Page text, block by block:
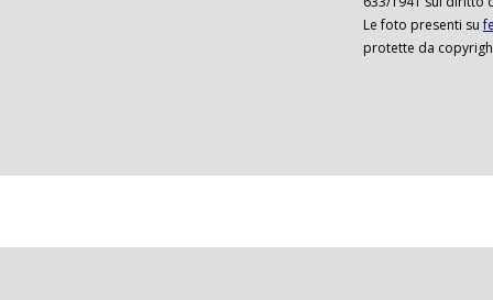
Le foto presenti su
protette da